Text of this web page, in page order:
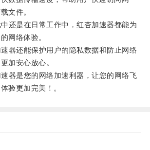
文件。
是在日常工作中，红杏加速器都能为
网络体验。
还能保护用户的隐私数据和防止网络
加安心放心。
是您的网络加速利器，让您的网络飞
验更加完美！。